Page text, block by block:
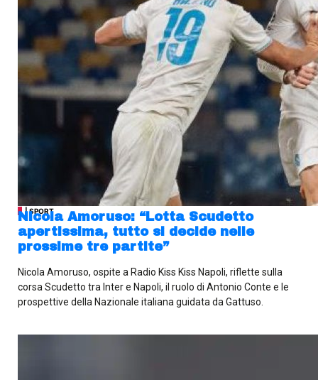
| SPORT
Nicola Amoruso: “Lotta Scudetto
apertissima, tutto si decide nelle
prossime tre partite”
Nicola Amoruso, ospite a Radio Kiss Kiss Napoli, riflette sulla
corsa Scudetto tra Inter e Napoli, il ruolo di Antonio Conte e le
prospettive della Nazionale italiana guidata da Gattuso.